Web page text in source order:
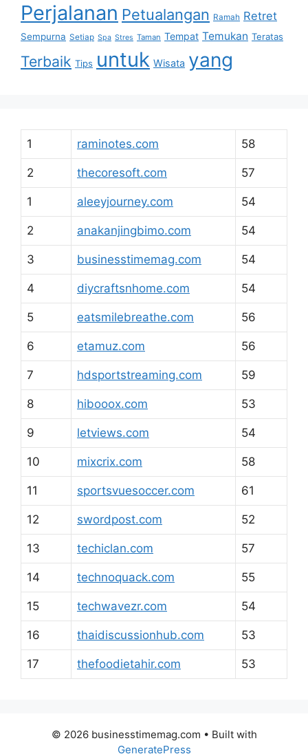
Perjalanan Petualangan Ramah Retret
Sempurna Setiap Spa Stres Taman Tempat Temukan Teratas
Terbaik Tips untuk Wisata yang
1 raminotes.com 58
2 thecoresoft.com 57
1 aleeyjourney.com 54
2 anakanjingbimo.com 54
3 businesstimemag.com 54
4 diycraftsnhome.com 54
5 eatsmilebreathe.com 56
6 etamuz.com 56
7 hdsportstreaming.com 59
8 hibooox.com 53
9 letviews.com 54
10 mixcrix.com 58
11 sportsvuesoccer.com 61
12 swordpost.com 52
13 techiclan.com 57
14 technoquack.com 55
15 techwavezr.com 54
16 thaidiscussionhub.com 53
17 thefoodietahir.com 53
© 2026 businesstimemag.com • Built with
GeneratePress